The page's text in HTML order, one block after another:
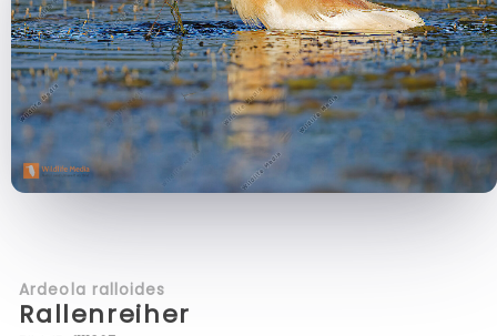
Ardeola ralloides
Rallenreiher